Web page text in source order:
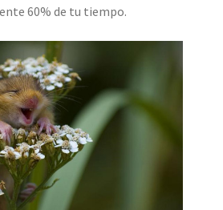
60% de tu tiempo.